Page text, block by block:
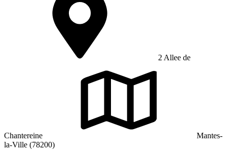
2 Allee de
Chantereine
Mantes-
la-Ville (78200)